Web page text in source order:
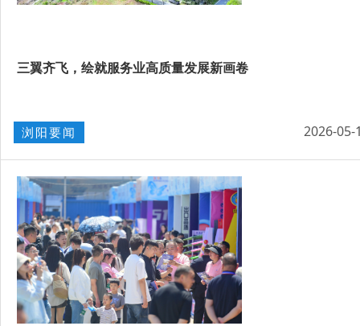
三翼齐飞，绘就服务业高质量发展新画卷
浏阳要闻 2026-05-